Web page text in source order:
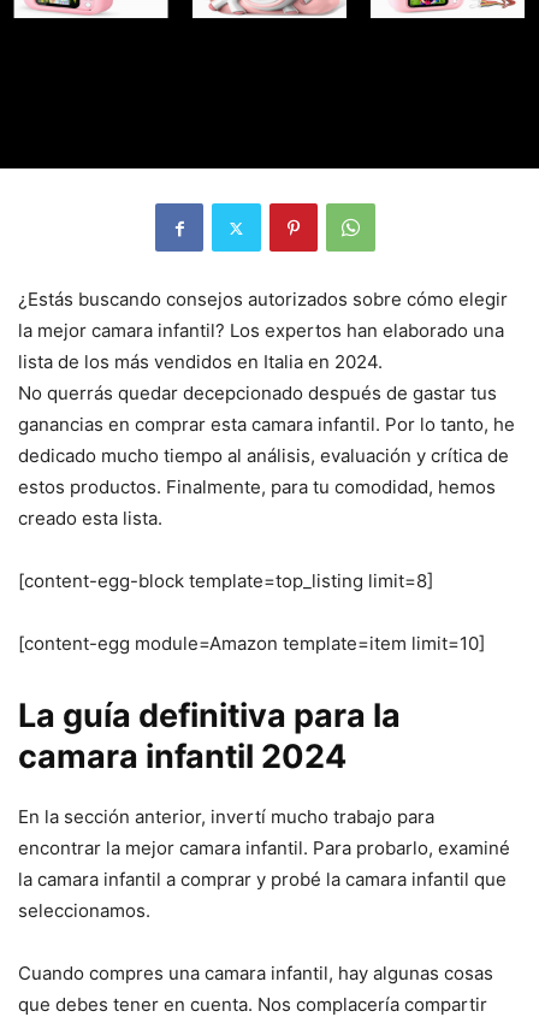
¿Estás buscando consejos autorizados sobre cómo elegir
la mejor camara infantil? Los expertos han elaborado una
lista de los más vendidos en Italia en 2024.
No querrás quedar decepcionado después de gastar tus
ganancias en comprar esta camara infantil. Por lo tanto, he
dedicado mucho tiempo al análisis, evaluación y crítica de
estos productos. Finalmente, para tu comodidad, hemos
creado esta lista.
[content-egg-block template=top_listing limit=8]
[content-egg module=Amazon template=item limit=10]
La guía definitiva para la
camara infantil 2024
En la sección anterior, invertí mucho trabajo para
encontrar la mejor camara infantil. Para probarlo, examiné
la camara infantil a comprar y probé la camara infantil que
seleccionamos.
Cuando compres una camara infantil, hay algunas cosas
que debes tener en cuenta. Nos complacería compartir